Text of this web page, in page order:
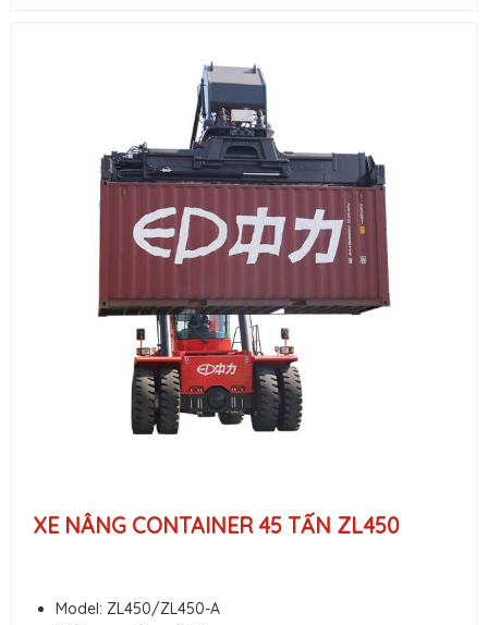
XE NÂNG CONTAINER 45 TẤN ZL450
Model: ZL450/ZL450-A